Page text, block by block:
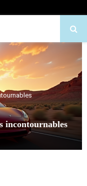
incontournables